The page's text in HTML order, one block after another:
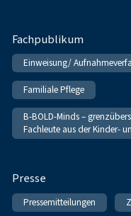
Fachpublikum
Einweisung/
Familiale Pflege
B-BOLD-Minds –
Fachleute aus der Kinder-
Presse
Pressemitteilungen